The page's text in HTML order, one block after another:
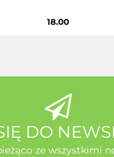
18.00
DO
ze wszystkimi